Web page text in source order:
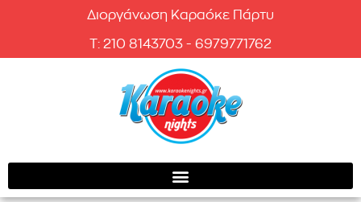
Διοργάνωση Καραόκε Πάρτυ
T: 210 8143703 - 6979771762